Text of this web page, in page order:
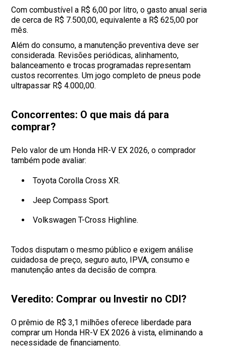
Com combustível a R$ 6,00 por litro, o gasto anual seria
de cerca de R$ 7.500,00, equivalente a R$ 625,00 por
mês.
Além do consumo, a manutenção preventiva deve ser
considerada. Revisões periódicas, alinhamento,
balanceamento e trocas programadas representam
custos recorrentes. Um jogo completo de pneus pode
ultrapassar R$ 4.000,00.
Concorrentes: O que mais dá para
comprar?
Pelo valor de um Honda HR-V EX 2026, o comprador
também pode avaliar:
Toyota Corolla Cross XR.
Jeep Compass Sport.
Volkswagen T-Cross Highline.
Todos disputam o mesmo público e exigem análise
cuidadosa de preço, seguro auto, IPVA, consumo e
manutenção antes da decisão de compra.
Veredito: Comprar ou Investir no CDI?
O prêmio de R$ 3,1 milhões oferece liberdade para
comprar um Honda HR-V EX 2026 à vista, eliminando a
necessidade de financiamento.